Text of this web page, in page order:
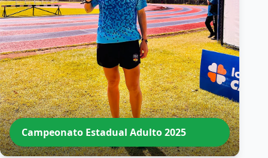
Campeonato Estadual Adulto 2025